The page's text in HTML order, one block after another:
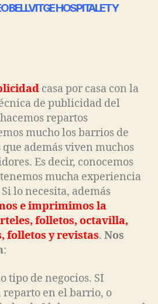
BELLVITGE HOSPITALET Y
casa por casa con la
de publicidad del
repartos
mucho los barrios de
además viven muchos
Es decir, conocemos
mucha experiencia
lo necesita, además
e imprimimos la
folletos, octavilla,
folletos y revistas. Nos
:
tipo de negocios. SI
reparto en el barrio, o